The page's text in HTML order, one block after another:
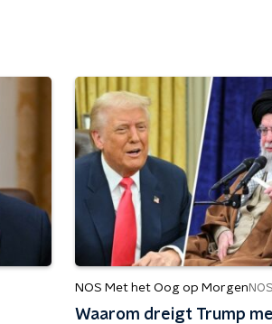
NOS Met het Oog op Morgen NOS
Waarom dreigt Trump